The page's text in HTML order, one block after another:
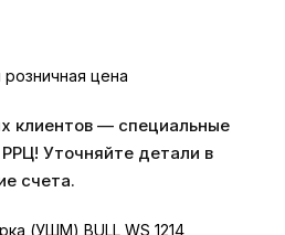
цена
клиентов — специальные
Уточняйте детали в
счета.
(УШМ) BULL WS 1214